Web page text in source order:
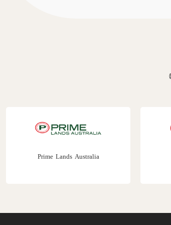
Prime Premier